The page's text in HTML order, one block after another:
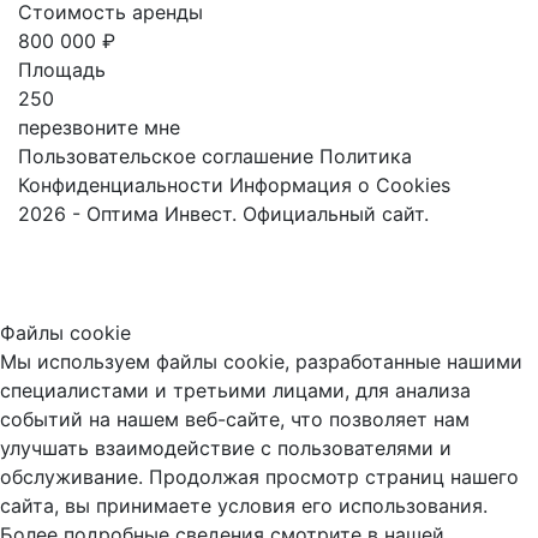
Стоимость аренды
800 000 ₽
Площадь
250
перезвоните мне
Пользовательское соглашение Политика
Конфиденциальности Информация о Cookies
2026 - Оптима Инвест. Официальный сайт.
Файлы cookie
Мы используем файлы cookie, разработанные нашими
специалистами и третьими лицами, для анализа
событий на нашем веб-сайте, что позволяет нам
улучшать взаимодействие с пользователями и
обслуживание. Продолжая просмотр страниц нашего
сайта, вы принимаете условия его использования.